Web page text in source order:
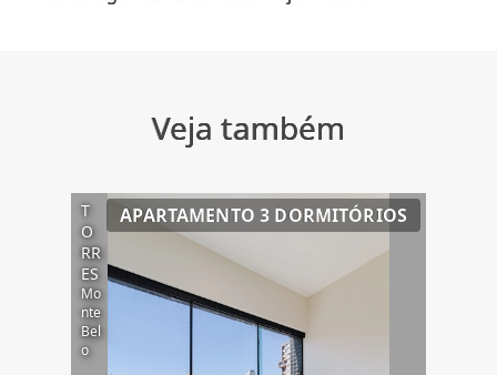
Veja também
T
O
RR
ES
Mo
nte
Bel
o
APARTAMENTO 3 DORMITÓRIOS